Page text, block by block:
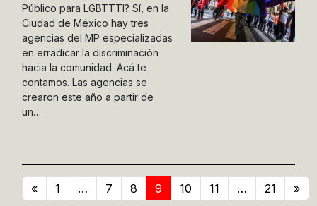
Público para LGBTTTI? Sí, en la
Ciudad de México hay tres
agencias del MP especializadas
en erradicar la discriminación
hacia la comunidad. Acá te
contamos. Las agencias se
crearon este año a partir de
un…
« 1 … 7 8 9 10 11 … 21 »